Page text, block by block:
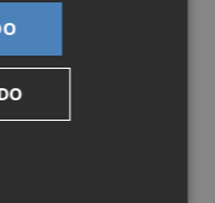
Ángel Nieto,
la
Flores, al que
dos o tres